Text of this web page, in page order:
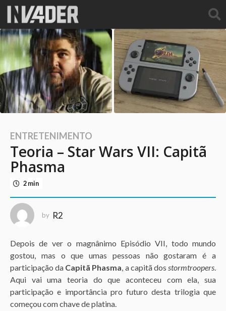
1
1
a
n
o
s
a
g
3
a
n
o
s
a
ENTRETENIMENTO
Teoria – Star Wars VII: Capitã
Phasma
2 min
by R2
Depois de ver o magnânimo Episódio VII, todo mundo
gostou, mas o que umas pessoas não gostaram é a
participação da Capitã Phasma , a capitã dos stormtroopers
Aqui vai uma teoria do que aconteceu com ela, sua
participação e importância pro futuro desta trilogia que
começou com chave de platina.